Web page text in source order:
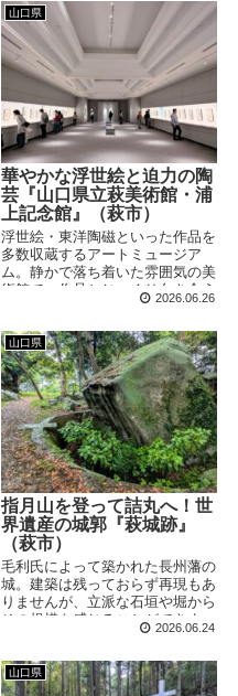
山口県
華やかな浮世絵と迫力の陶
芸『山口県立萩美術館・浦
上記念館』（萩市）
浮世絵・東洋陶磁といった作品を
多数収蔵するアートミュージア
ム。静かで落ち着いた雰囲気の美
術館で、作品とじっくり向き合う
ことができます。増設された陶芸
も多数展示されていました！
2026.06.26
山口県
指月山を登って詰丸へ！世
界遺産の城郭『萩城跡』
（萩市）
毛利氏によって築かれた長州藩の
城。建築は残っておらず再現もあ
りませんが、立派な石垣や堀から
その規模を感じることができま
す。山道を登った先にある「詰
ました！
2026.06.24
山口県